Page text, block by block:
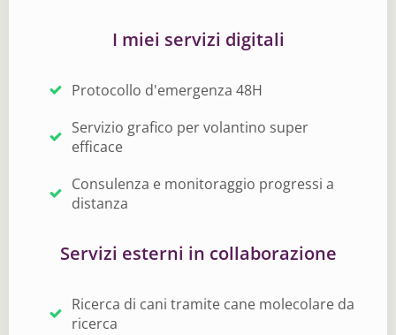
I miei servizi digitali
Protocollo d'emergenza 48H
Servizio grafico per volantino super
efficace
Consulenza e monitoraggio progressi a
distanza
Servizi esterni in collaborazione
Ricerca di cani tramite cane molecolare da
ricerca